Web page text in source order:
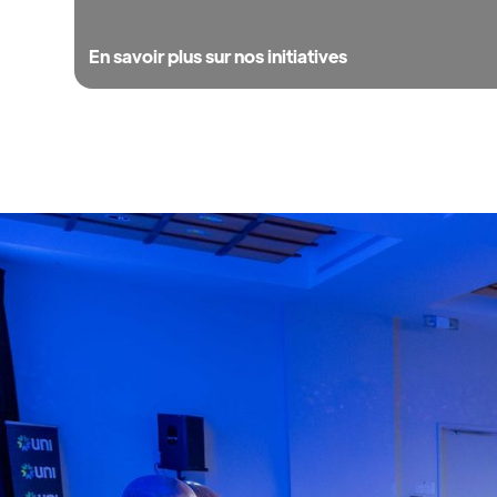
En savoir plus sur nos initiatives
Bâtir des ponts
durables,